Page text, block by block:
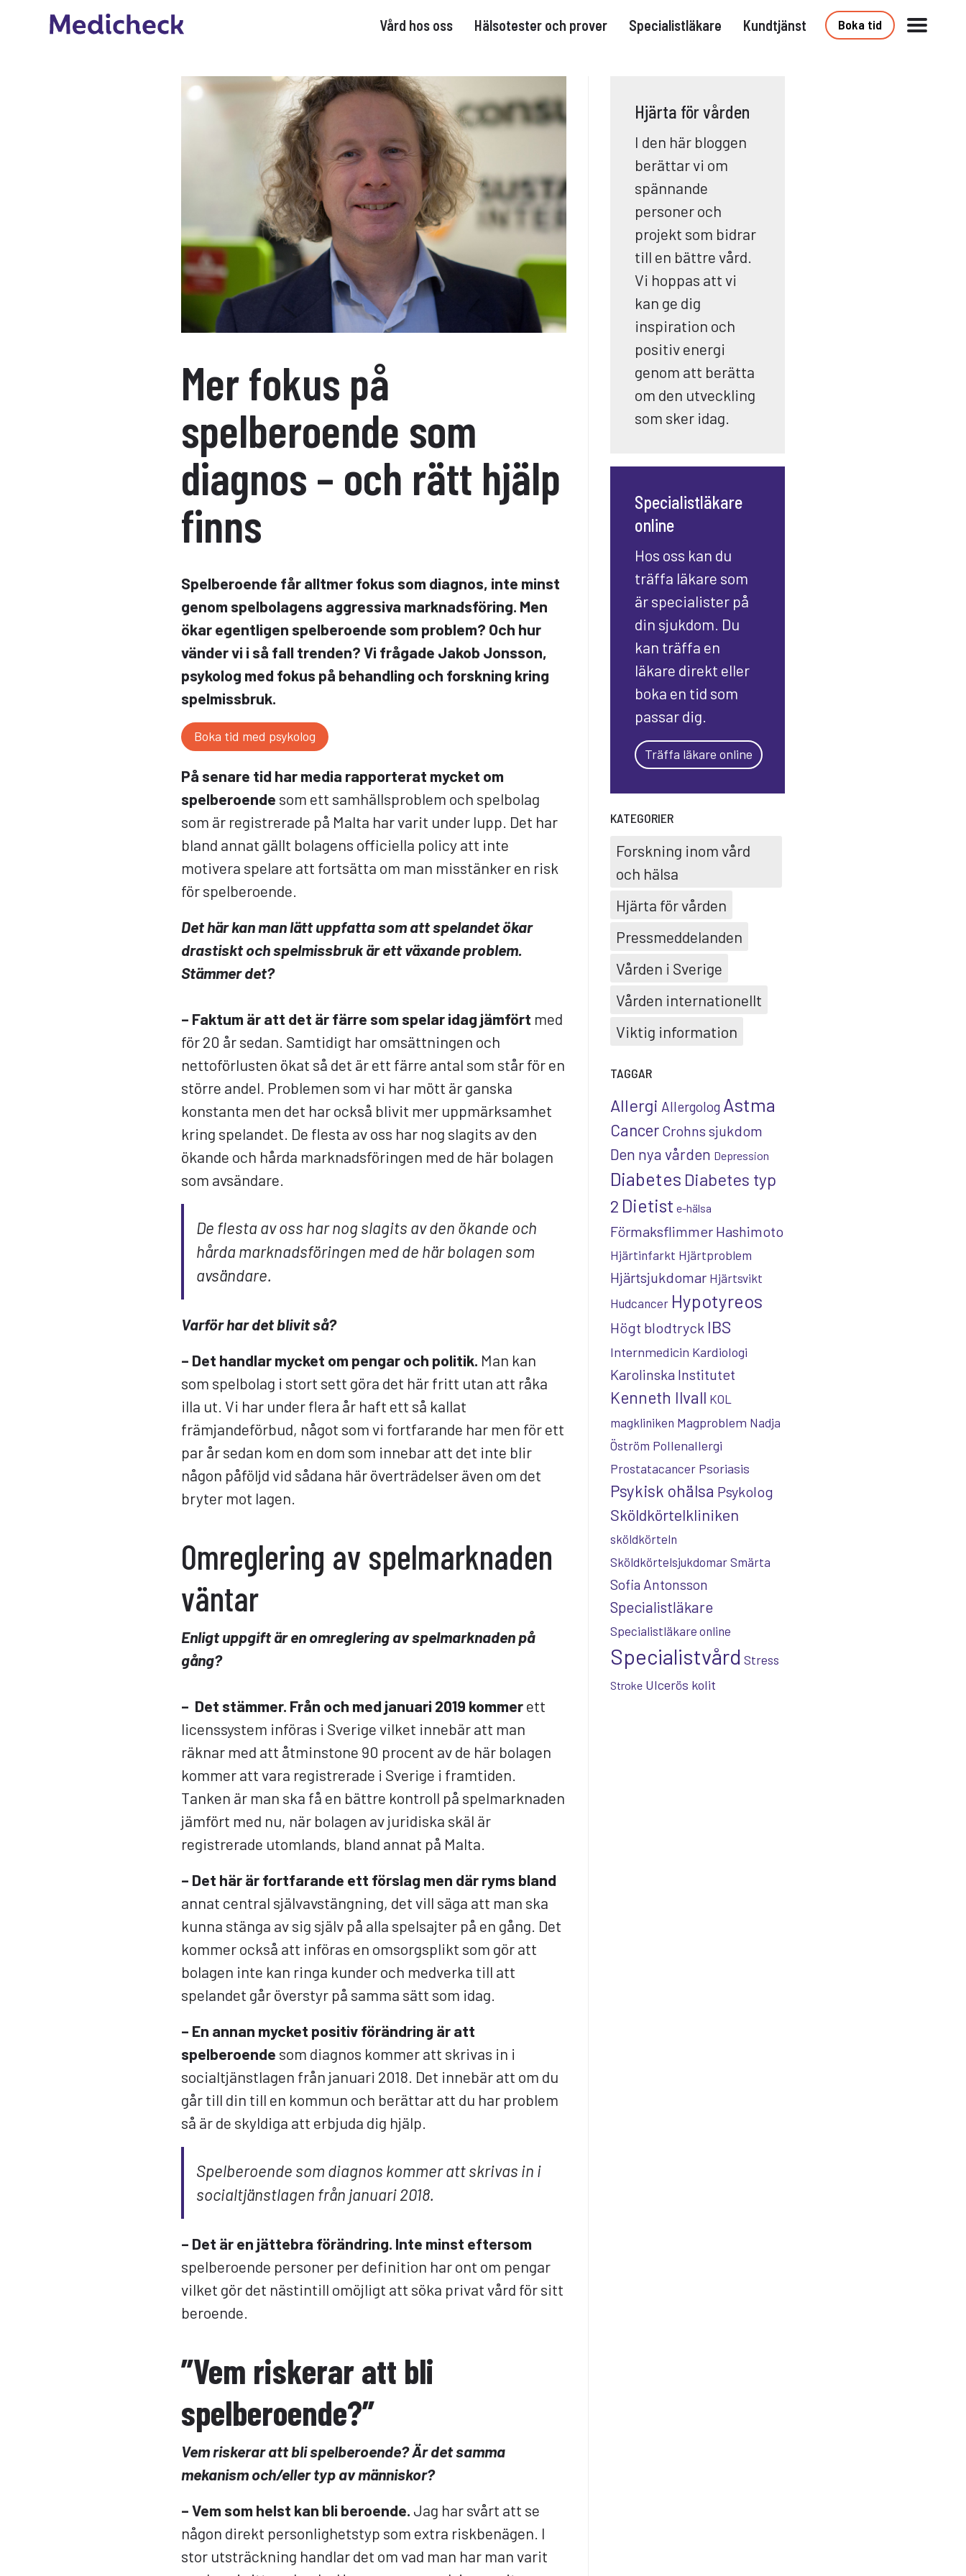
Vård hos oss Hälsotester och prover Specialistläkare Kundtjänst Boka tid
Mer fokus på
spelberoende som
diagnos – och rätt hjälp
finns
Spelberoende får alltmer fokus som diagnos, inte minst
genom spelbolagens aggressiva marknadsföring. Men
ökar egentligen spelberoende som problem? Och hur
vänder vi i så fall trenden? Vi frågade Jakob Jonsson,
psykolog med fokus på behandling och forskning kring
spelmissbruk.
Boka tid med psykolog
På senare tid har media rapporterat mycket om
spelberoende som ett samhällsproblem och spelbolag
som är registrerade på Malta har varit under lupp. Det har
bland annat gällt bolagens officiella policy att inte
motivera spelare att fortsätta om man misstänker en risk
för spelberoende.
Det här kan man lätt uppfatta som att spelandet ökar
drastiskt och spelmissbruk är ett växande problem.
Stämmer det?
– Faktum är att det är färre som spelar idag jämfört med
för 20 år sedan. Samtidigt har omsättningen och
nettoförlusten ökat så det är ett färre antal som står för en
större andel. Problemen som vi har mött är ganska
konstanta men det har också blivit mer uppmärksamhet
kring spelandet. De flesta av oss har nog slagits av den
ökande och hårda marknadsföringen med de här bolagen
som avsändare.
De flesta av oss har nog slagits av den ökande och
hårda marknadsföringen med de här bolagen som
avsändare.
Varför har det blivit så?
– Det handlar mycket om pengar och politik. Man kan
som spelbolag i stort sett göra det här fritt utan att råka
illa ut. Vi har under flera år haft ett så kallat
främjandeförbud, något som vi fortfarande har men för ett
par år sedan kom en dom som innebar att det inte blir
någon påföljd vid sådana här överträdelser även om det
bryter mot lagen.
Omreglering av spelmarknaden
väntar
Enligt uppgift är en omreglering av spelmarknaden på
gång?
– Det stämmer. Från och med januari 2019 kommerett
licenssystem införas i Sverige vilket innebär att man
räknar med att åtminstone 90 procent av de här bolagen
kommer att vara registrerade i Sverige i framtiden.
Tanken är man ska få en bättre kontroll på spelmarknaden
jämfört med nu, när bolagen av juridiska skäl är
registrerade utomlands, bland annat på Malta.
– Det här är fortfarande ett förslag men där ryms bland
annat central självavstängning, det vill säga att man ska
kunna stänga av sig själv på alla spelsajter på en gång. Det
kommer också att införas en omsorgsplikt som gör att
bolagen inte kan ringa kunder och medverka till att
spelandet går överstyr på samma sätt som idag.
– En annan mycket positiv förändring är att
spelberoende som diagnos kommer att skrivas in i
socialtjänstlagen från januari 2018. Det innebär att om du
går till din till en kommun och berättar att du har problem
så är de skyldiga att erbjuda dig hjälp.
Spelberoende som diagnos kommer att skrivas in i
socialtjänstlagen från januari 2018.
– Det är en jättebra förändring. Inte minst eftersom
spelberoende personer per definition har ont om pengar
vilket gör det nästintill omöjligt att söka privat vård för sitt
beroende.
”Vem riskerar att bli
spelberoende?”
Vem riskerar att bli spelberoende? Är det samma
mekanism och/eller typ av människor?
– Vem som helst kan bli beroende. Jag har svårt att se
någon direkt personlighetstyp som extra riskbenägen. I
stor utsträckning handlar det om vad man har man varit
Hjärta för vården
I den här bloggen
berättar vi om
spännande
personer och
projekt som bidrar
till en bättre vård.
Vi hoppas att vi
kan ge dig
inspiration och
positiv energi
genom att berätta
om den utveckling
som sker idag.
Specialistläkare
online
Hos oss kan du
träffa läkare som
är specialister på
din sjukdom. Du
kan träffa en
läkare direkt eller
boka en tid som
passar dig.
Träffa läkare online
KATEGORIER
Forskning inom vård
och hälsa
Hjärta för vården
Pressmeddelanden
Vården i Sverige
Vården internationellt
Viktig information
TAGGAR
Allergi Allergolog Astma
Cancer Crohns sjukdom
Den nya vården Depression
Diabetes Diabetes typ
2 Dietist e-hälsa
Förmaksflimmer Hashimoto
Hjärtinfarkt Hjärtproblem
Hjärtsjukdomar Hjärtsvikt
Hudcancer Hypotyreos
Högt blodtryck IBS
Internmedicin Kardiologi
Karolinska Institutet
Kenneth Ilvall KOL
magkliniken Magproblem Nadja
Öström Pollenallergi
Prostatacancer Psoriasis
Psykisk ohälsa Psykolog
Sköldkörtelkliniken
sköldkörteln
Sköldkörtelsjukdomar Smärta
Sofia Antonsson
Specialistläkare
Specialistläkare online
Specialistvård Stress
Stroke Ulcerös kolit